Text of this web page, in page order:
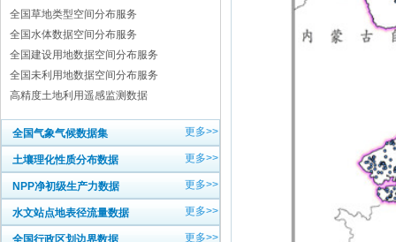
全国草地类型空间分布服务
全国水体数据空间分布服务
全国建设用地数据空间分布服务
全国未利用地数据空间分布服务
高精度土地利用遥感监测数据
全国气象气候数据集 更多>>
土壤理化性质分布数据 更多>>
NPP净初级生产力数据 更多>>
水文站点地表径流量数据 更多>>
全国行政区划边界数据 更多>>